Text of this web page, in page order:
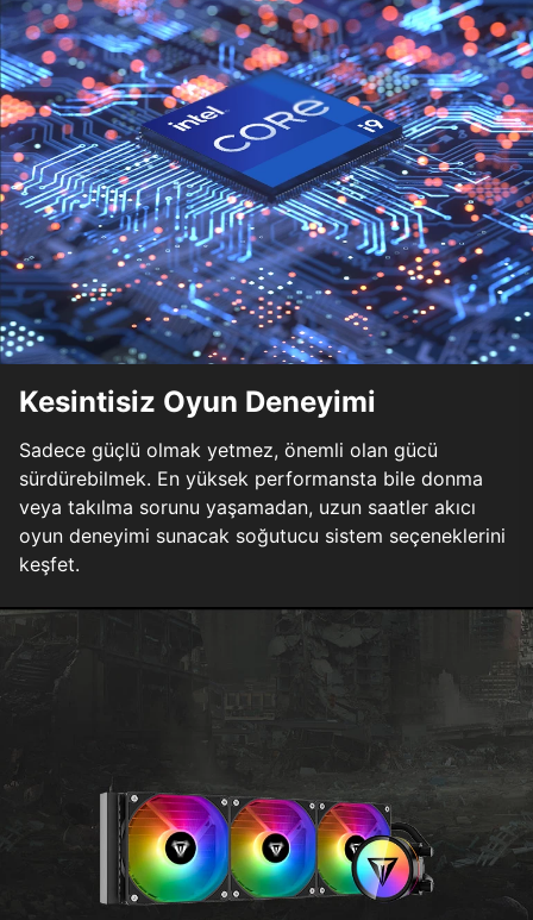
Kesintisiz Oyun Deneyimi
Sadece güçlü olmak yetmez, önemli olan gücü
sürdürebilmek. En yüksek performansta bile donma
veya takılma sorunu yaşamadan, uzun saatler akıcı
oyun deneyimi sunacak soğutucu sistem seçeneklerini
keşfet.